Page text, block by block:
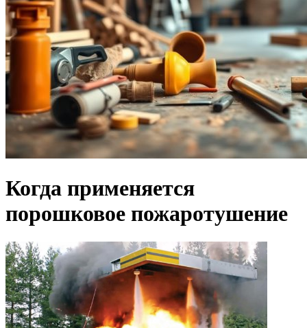
Когда применяется
порошковое пожаротушение